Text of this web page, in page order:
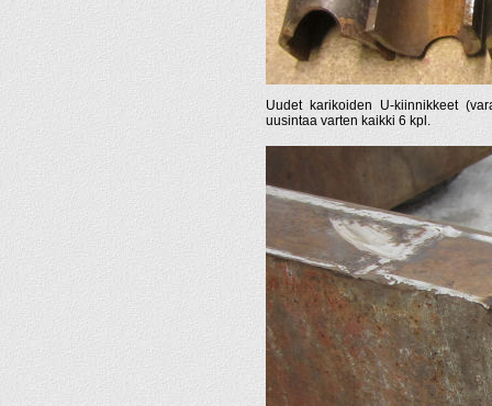
Uudet karikoiden U-kiinnikkeet
uusintaa varten kaikki 6 kpl.